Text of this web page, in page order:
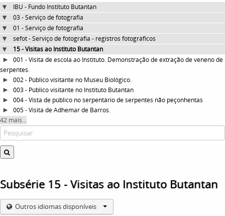
IBU - Fundo Instituto Butantan
03 - Serviço de fotografia
01 - Serviço de fotografia
sefot - Serviço de fotografia - registros fotográficos
15 - Visitas ao Instituto Butantan
001 - Visita de escola ao Instituto. Demonstração de extração de veneno de
serpentes.
002 - Público visitante no Museu Biológico.
003 - Público visitante no Instituto Butantan
004 - Vista de público no serpentário de serpentes não peçonhentas
005 - Visita de Adhemar de Barros.
42 mais...
Subsérie 15 - Visitas ao Instituto Butantan
Outros idiomas disponíveis